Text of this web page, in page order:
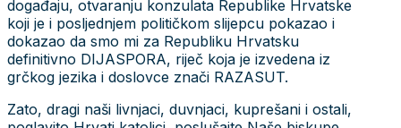
događaju, otvaranju konzulata Republike Hrvatske
koji je i posljednjem političkom slijepcu pokazao i
dokazao da smo mi za Republiku Hrvatsku
definitivno DIJASPORA, riječ koja je izvedena iz
grčkog jezika i doslovce znači RAZASUT.
Zato, dragi naši livnjaci, duvnjaci, kuprešani i ostali,